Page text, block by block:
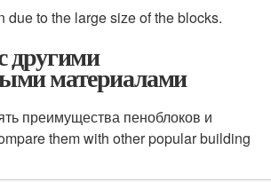
due to the large size of the blocks.
другими
материалами
преимущества пеноблоков и
them with other popular building